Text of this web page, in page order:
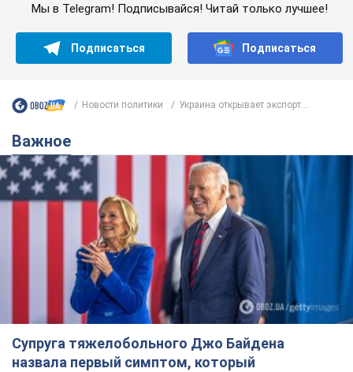
Мы в Telegram! Подписывайся! Читай только лучшее!
Подписаться Подписаться
Новости политики Украина открывает экспорт...
Важное
Супруга тяжелобольного Джо Байдена
назвала первый симптом, который